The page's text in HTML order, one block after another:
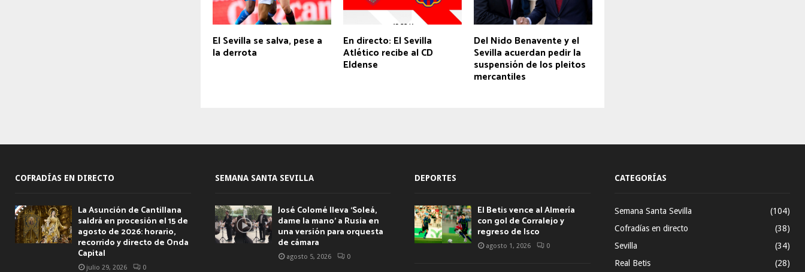
El Sevilla se salva, pese a
la derrota
En directo: El Sevilla
Atlético recibe al CD
Eldense
Del Nido Benavente y el
Sevilla acuerdan pedir la
suspensión de los pleitos
mercantiles
COFRADÍAS EN DIRECTO
La Asunción de Cantillana
saldrá en procesión el 15 de
agosto de 2026: horario,
recorrido y directo de Onda
Capital
julio 29, 2026 0
SEMANA SANTA SEVILLA
José Colomé lleva ‘Soleá,
dame la mano’ a Rusia en
una versión para orquesta
de cámara
agosto 5, 2026 0
DEPORTES
El Betis vence al Almería
con gol de Corralejo y
regreso de Isco
agosto 1, 2026 0
CATEGORÍAS
Semana Santa Sevilla
(104)
Cofradías en directo
(38)
Sevilla
(34)
Real Betis
(28)